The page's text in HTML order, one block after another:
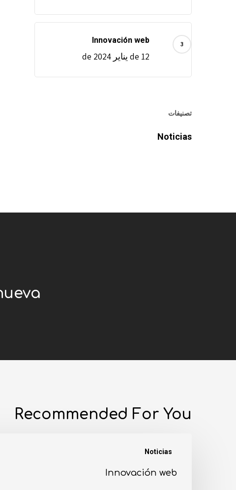
Innovación web
12 de يناير de 2024
تصنيفات
Noticias
Recommended For You
Noticias
Innovación web